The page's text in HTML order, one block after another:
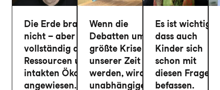
Die Erde braucht uns
nicht – aber wir sind
vollständig auf ihre
Ressourcen und
intakten Ökosysteme
angewiesen. Sie sind
Wenn die
Debatten um die
größte Krise
unserer Zeit leiser
werden, wird
unabhängiger,
Es ist wichtig,
dass auch
Kinder sich
schon mit
diesen Fragen
befassen.